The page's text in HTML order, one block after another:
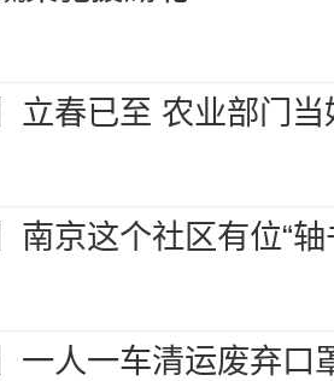
立春已至 农业部门当
南京这个社区有位“轴
一人一车清运废弃口